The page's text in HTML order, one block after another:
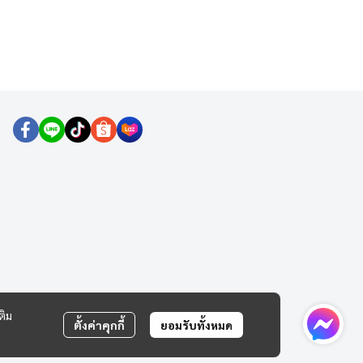
ม
ตั้งค่าคุกกี้ ยอมรับทั้งหมด